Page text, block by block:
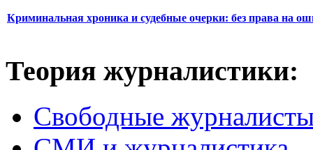
Криминальная хроника и судебные очерки: без права на
Теория журналистики:
Свободные